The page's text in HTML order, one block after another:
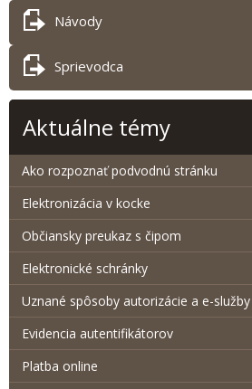
Návody
Sprievodca
Aktuálne témy
Ako rozpoznať podvodnú stránku
Elektronizácia v kocke
Občiansky preukaz s čipom
Elektronické schránky
Uznané spôsoby autorizácie a e-služby
Evidencia autentifikátorov
Platba online